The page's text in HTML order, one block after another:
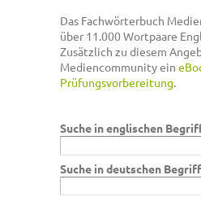
Das Fachwörterbuch
über 11.000 Wortpaare
Zusätzlich zu diesem
Mediencommunity ein
Prüfungsvorbereitung.
Suche in englischen
Suche in deutschen